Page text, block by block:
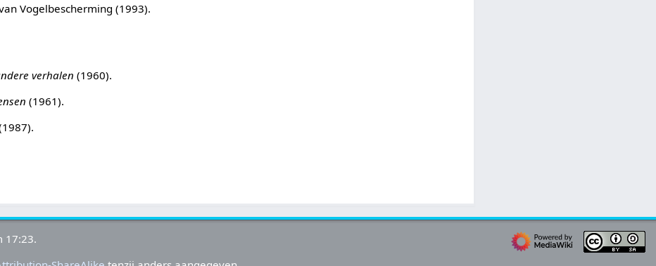
Vogelbescherming (1993).
verhalen (1960).
(1961).
17:23.